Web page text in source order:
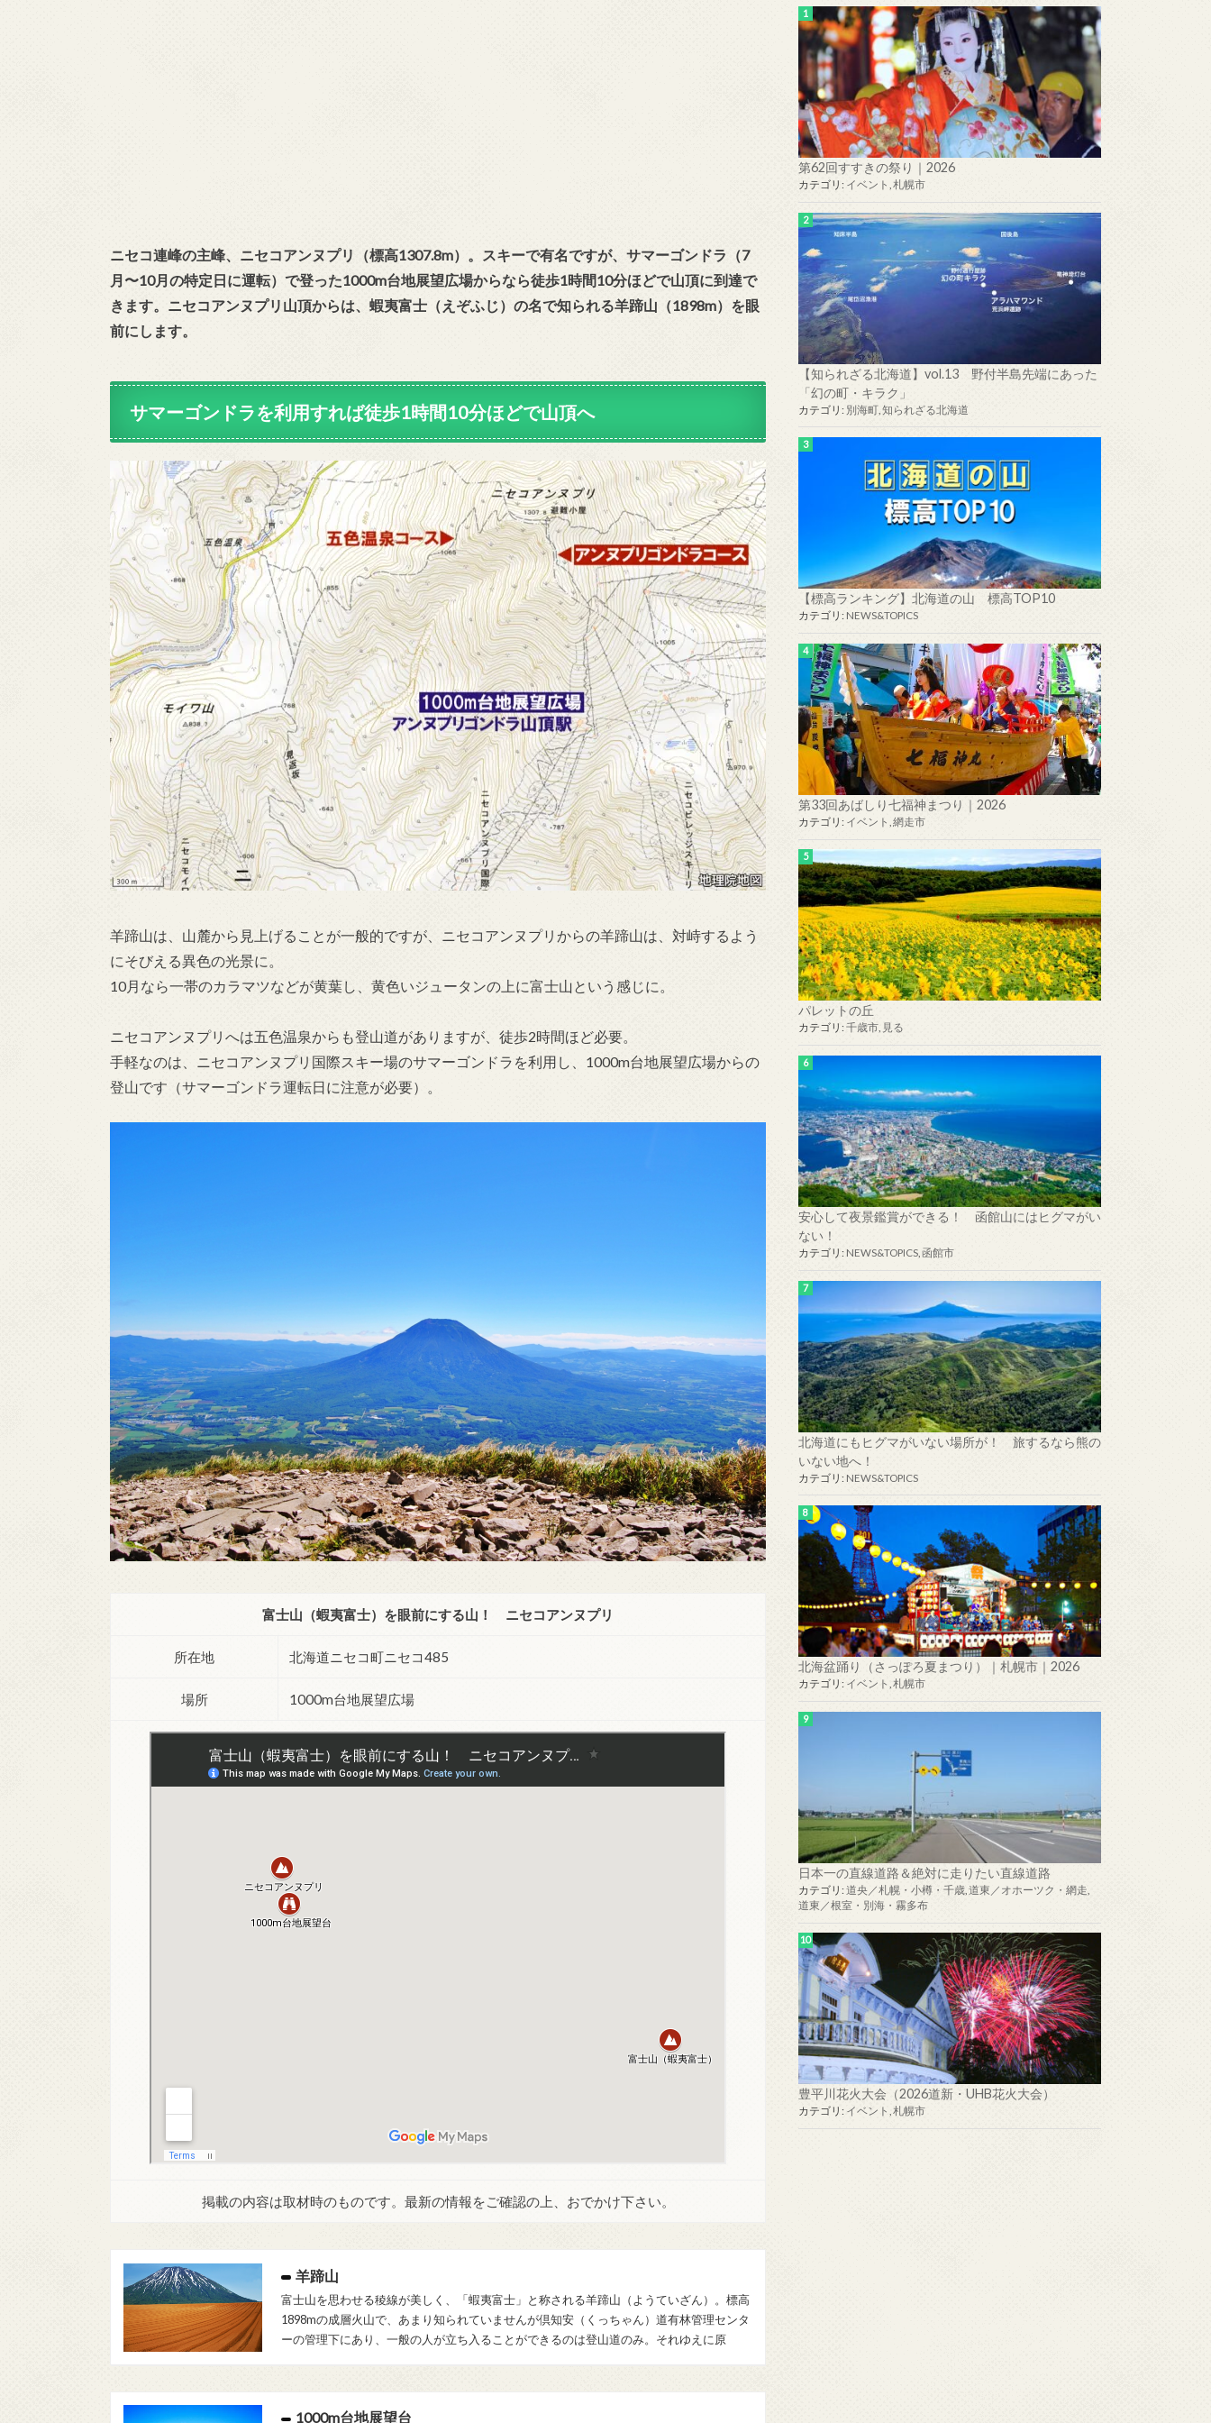
ニセコ連峰の主峰、ニセコアンヌプリ（標高1307.8m）。スキーで有名ですが、サマーゴンドラ（7
月〜10月の特定日に運転）で登った1000m台地展望広場からなら徒歩1時間10分ほどで山頂に到達で
きます。ニセコアンヌプリ山頂からは、蝦夷富士（えぞふじ）の名で知られる羊蹄山（1898m）を眼
前にします。
サマーゴンドラを利用すれば徒歩1時間10分ほどで山頂へ
羊蹄山は、山麓から見上げることが一般的ですが、ニセコアンヌプリからの羊蹄山は、対峙するよう
にそびえる異色の光景に。
10月なら一帯のカラマツなどが黄葉し、黄色いジュータンの上に富士山という感じに。
ニセコアンヌプリへは五色温泉からも登山道がありますが、徒歩2時間ほど必要。
手軽なのは、ニセコアンヌプリ国際スキー場のサマーゴンドラを利用し、1000m台地展望広場からの
登山です（サマーゴンドラ運転日に注意が必要）。
富士山（蝦夷富士）を眼前にする山！ ニセコアンヌプリ
所在地 北海道ニセコ町ニセコ485
場所 1000m台地展望広場
掲載の内容は取材時のものです。最新の情報をご確認の上、おでかけ下さい。
羊蹄山
富士山を思わせる稜線が美しく、「蝦夷富士」と称される羊蹄山（ようていざん）。標高
1898mの成層火山で、あまり知られていませんが倶知安（くっちゃん）道有林管理センタ
ーの管理下にあり、一般の人が立ち入ることができるのは登山道のみ。それゆえに原
1000m台地展望台
第62回すすきの祭り｜2026
カテゴリ: イベント 札幌市
【知られざる北海道】vol.13 野付半島先端にあった
「幻の町・キラク」
カテゴリ: 別海町 知られざる北海道
【標高ランキング】北海道の山 標高TOP10
カテゴリ: NEWS&TOPICS
第33回あばしり七福神まつり｜2026
カテゴリ: イベント 網走市
パレットの丘
カテゴリ: 千歳市 見る
安心して夜景鑑賞ができる！ 函館山にはヒグマがい
ない！
カテゴリ: NEWS&TOPICS 函館市
北海道にもヒグマがいない場所が！ 旅するなら熊の
いない地へ！
カテゴリ: NEWS&TOPICS
北海盆踊り（さっぽろ夏まつり）｜札幌市｜2026
カテゴリ: イベント 札幌市
日本一の直線道路＆絶対に走りたい直線道路
カテゴリ: 道央／札幌・小樽・千歳 道東／オホーツク・網走
道東／根室・別海・霧多布
豊平川花火大会（2026道新・UHB花火大会）
カテゴリ: イベント 札幌市